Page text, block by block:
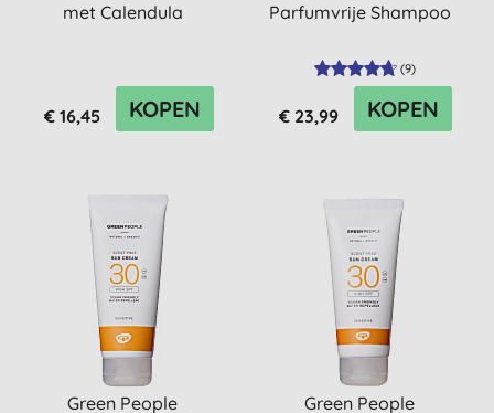
met Calendula
€ 16,45 KOPEN
Parfumvrije Shampoo
(9)
€ 23,99 KOPEN
Green People Green People